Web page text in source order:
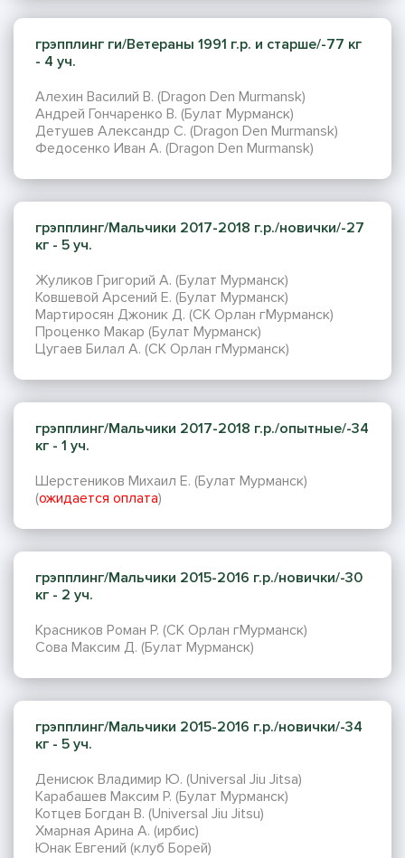
грэпплинг ги/Ветераны 1991 г.р. и старше/-77 кг
- 4 уч.
Алехин Василий В. (Dragon Den Murmansk)
Андрей Гончаренко В. (Булат Мурманск)
Детушев Александр С. (Dragon Den Murmansk)
Федосенко Иван А. (Dragon Den Murmansk)
грэпплинг/Мальчики 2017-2018 г.р./новички/-27
кг - 5 уч.
Жуликов Григорий А. (Булат Мурманск)
Ковшевой Арсений Е. (Булат Мурманск)
Мартиросян Джоник Д. (СК Орлан гМурманск)
Проценко Макар (Булат Мурманск)
Цугаев Билал А. (СК Орлан гМурманск)
грэпплинг/Мальчики 2017-2018 г.р./опытные/-34
кг - 1 уч.
Шерстеников Михаил Е. (Булат Мурманск)
(ожидается оплата)
грэпплинг/Мальчики 2015-2016 г.р./новички/-30
кг - 2 уч.
Красников Роман Р. (СК Орлан гМурманск)
Сова Максим Д. (Булат Мурманск)
грэпплинг/Мальчики 2015-2016 г.р./новички/-34
кг - 5 уч.
Денисюк Владимир Ю. (Universal Jiu Jitsa)
Карабашев Максим Р. (Булат Мурманск)
Котцев Богдан В. (Universal Jiu Jitsu)
Хмарная Арина А. (ирбис)
Юнак Евгений (клуб Борей)